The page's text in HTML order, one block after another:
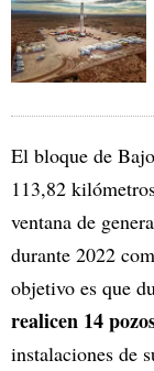
El bloque de
113,82
ventana de
durante 2022
objetivo es que
realicen 14
instalaciones de